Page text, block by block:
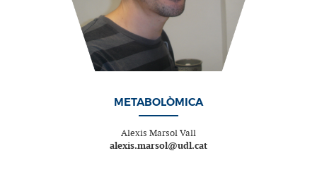
METABOLÒMICA
Alexis Marsol Vall
alexis.marsol@udl.cat